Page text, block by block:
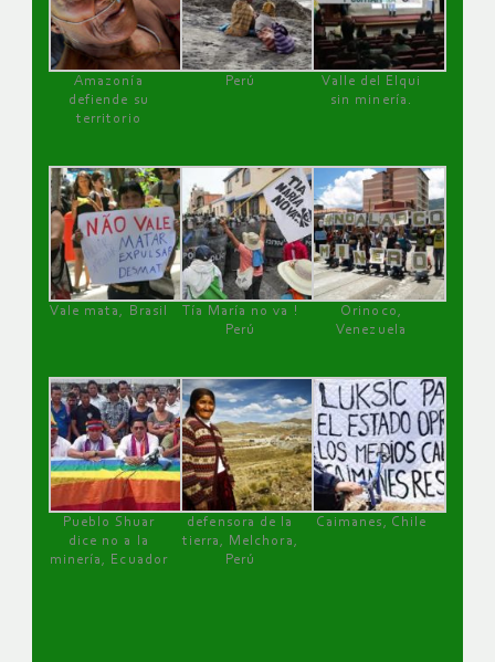
Amazonía
defiende su
territorio
Perú
Valle del Elqui
sin minería.
Vale mata, Brasil
Tía María no va !
Perú
Orinoco,
Venezuela
Pueblo Shuar
dice no a la
minería, Ecuador
defensora de la
tierra, Melchora,
Perú
Caimanes, Chile